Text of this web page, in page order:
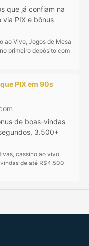
que já confiam na
via PIX e bônus
ao Vivo, Jogos de Mesa
primeiro depósito com
PIX em 90s
de boas-vindas
3.500+
cassino ao vivo,
de até R$4.500